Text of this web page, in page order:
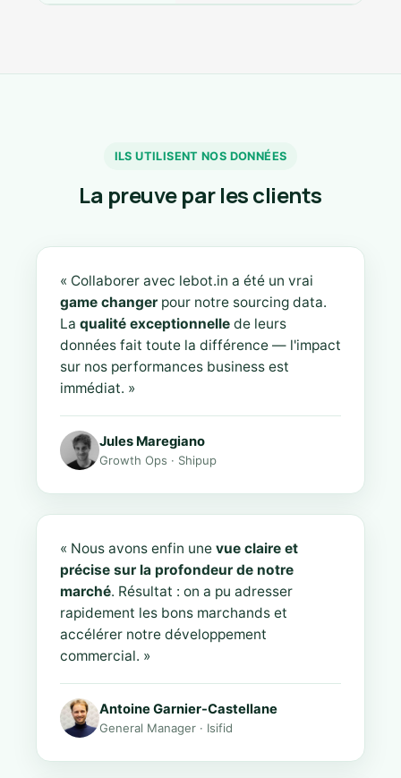
ILS UTILISENT NOS DONNÉES
La preuve par les clients
« Collaborer avec lebot.in a été un vrai
game changer pour notre sourcing data.
La qualité exceptionnelle de leurs
données fait toute la différence — l'impact
sur nos performances business est
immédiat. »
Jules Maregiano
Growth Ops · Shipup
« Nous avons enfin une vue claire et
précise sur la profondeur de notre
marché. Résultat : on a pu adresser
rapidement les bons marchands et
accélérer notre développement
commercial. »
Antoine Garnier-Castellane
General Manager · Isifid